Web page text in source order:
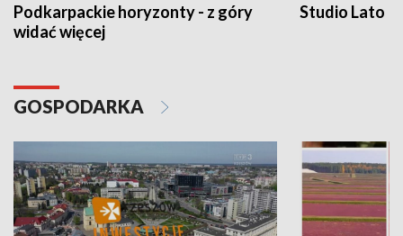
Podkarpackie horyzonty - z góry
widać więcej
Studio Lato
GOSPODARKA